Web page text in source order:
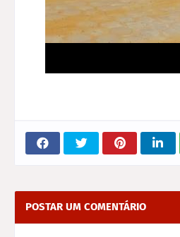
POSTAR UM COMENTÁRIO